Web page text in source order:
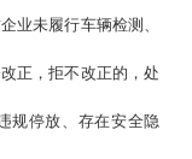
业未履行车辆检测、
正，拒不改正的，处
规停放、存在安全隐